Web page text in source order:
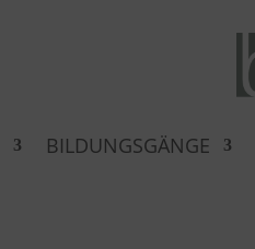
BILDUNGSGÄNGE